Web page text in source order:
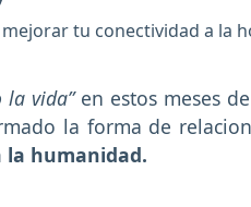
tu conectividad a la
la vida” en estos meses
la forma de
la humanidad.